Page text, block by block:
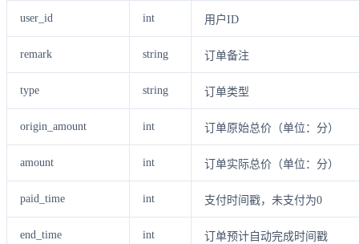
user_id int 用户ID
remark string 订单备注
type string 订单类型
origin_amount int 订单原始总价（单位：分）
amount int 订单实际总价（单位：分）
paid_time int 支付时间戳，未支付为0
end_time int 订单预计自动完成时间戳